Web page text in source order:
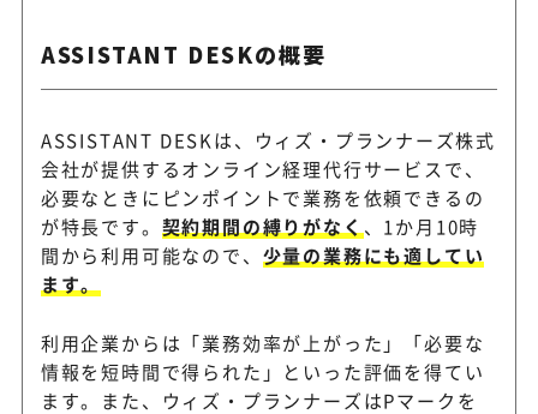
ASSISTANT DESKの概要
ASSISTANT DESKは、ウィズ・プランナーズ株式
会社が提供するオンライン経理代行サービスで、
必要なときにピンポイントで業務を依頼できるの
が特長です。 契約期間の縛りがなく 、1か月10時
間から利用可能なので、 少量の業務にも適してい
ます。
利用企業からは「業務効率が上がった」「必要な
情報を短時間で得られた」といった評価を得てい
ます。また、ウィズ・プランナーズはPマークを